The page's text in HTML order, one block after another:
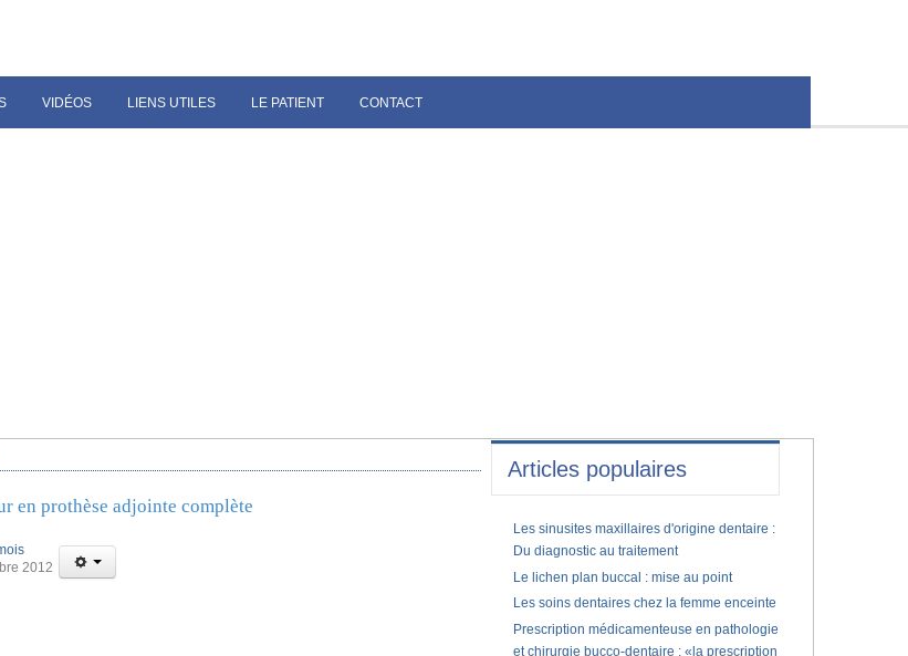
VIDÉOS LIENS UTILES LE PATIENT CONTACT
en prothèse adjointe complète
2012
Articles populaires
Les sinusites maxillaires d'origine dentaire :
Du diagnostic au traitement
Le lichen plan buccal : mise au point
Les soins dentaires chez la femme enceinte
Prescription médicamenteuse en pathologie
et chirurgie bucco-dentaire : «la prescription